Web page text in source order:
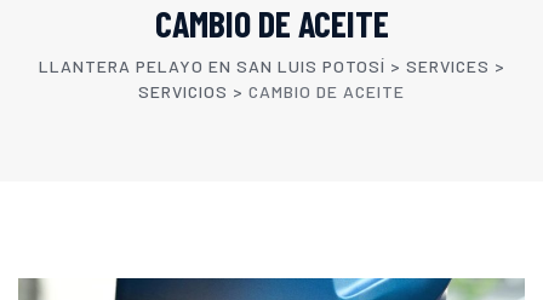
CAMBIO DE ACEITE
LLANTERA PELAYO EN SAN LUIS POTOSÍ > SERVICES >
SERVICIOS > CAMBIO DE ACEITE